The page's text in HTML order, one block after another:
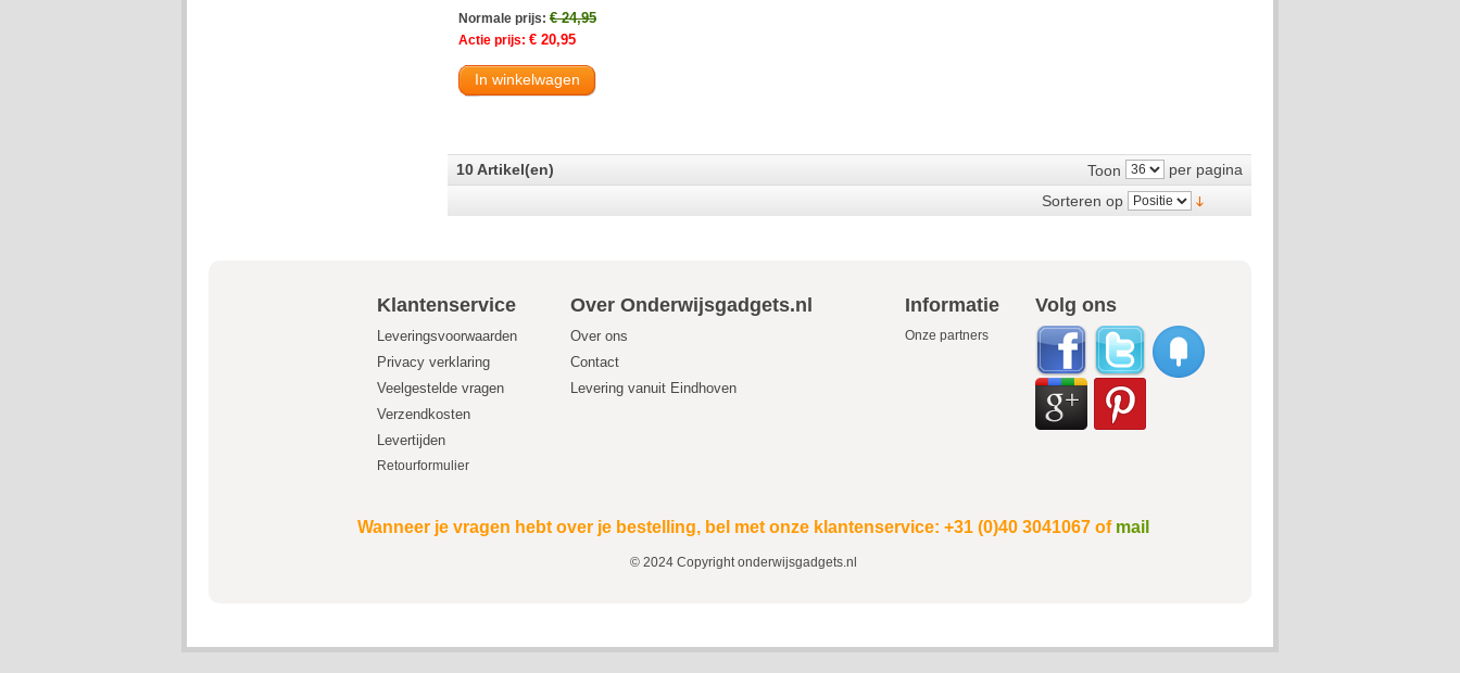
Normale prijs: € 24,95
Actie prijs: € 20,95
In winkelwagen
10 Artikel(en) Toon
per pagina
Sorteren op
Klantenservice Over Onderwijsgadgets.nl Informatie Volg ons
Leveringsvoorwaarden Over ons Onze partners
Privacy verklaring
Contact
Veelgestelde vragen
Levering vanuit Eindhoven
Verzendkosten
Levertijden
Retourformulier
Wanneer je vragen hebt over je bestelling, bel met onze klantenservice: +31 (0)40 3041067 of mail
© 2024 Copyright onderwijsgadgets.nl